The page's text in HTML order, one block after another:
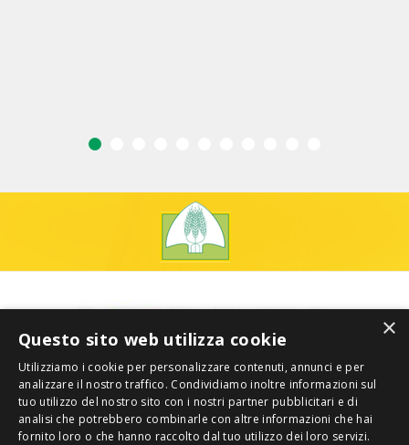
×
Questo sito web utilizza cookie
Utilizziamo i cookie per personalizzare contenuti, annunci e per
analizzare il nostro traffico. Condividiamo inoltre informazioni sul
tuo utilizzo del nostro sito con i nostri partner pubblicitari e di
analisi che potrebbero combinarle con altre informazioni che hai
fornito loro o che hanno raccolto dal tuo utilizzo dei loro servizi.